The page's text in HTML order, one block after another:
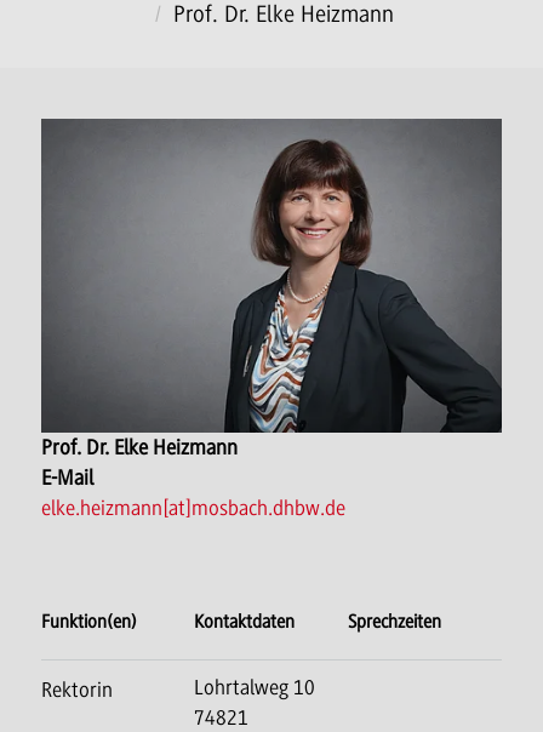
Prof. Dr. Elke Heizmann
Prof. Dr. Elke Heizmann
E-Mail
elke.heizmann[at]mosbach.dhbw.de
Funktion(en) Kontaktdaten Sprechzeiten
Rektorin
Lohrtalweg 10
74821